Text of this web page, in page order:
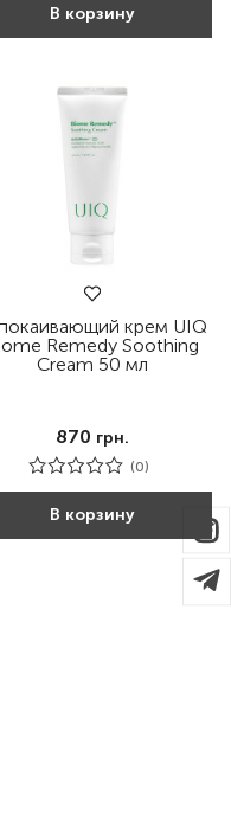
В корзину
крем UIQ
Remedy Soothing
Cream 50 мл
870 грн.
(0)
В корзину